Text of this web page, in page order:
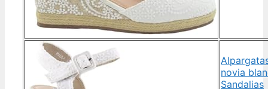
novia
Sandalias